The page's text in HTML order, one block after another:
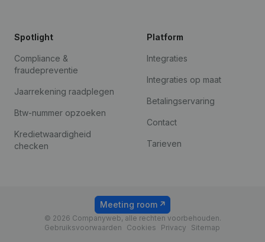
Spotlight
Compliance &
fraudepreventie
Jaarrekening raadplegen
Btw-nummer opzoeken
Kredietwaardigheid
checken
Platform
Integraties
Integraties op maat
Betalingservaring
Contact
Tarieven
© 2026 Companyweb, alle rechten voorbehouden.
Gebruiksvoorwaarden
Cookies Privacy Sitemap
Meeting room